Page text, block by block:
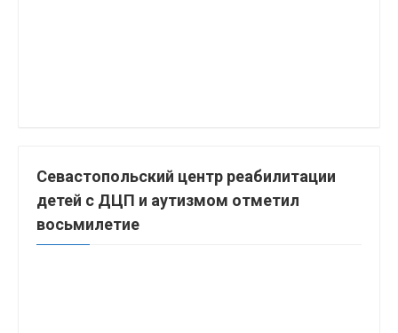
Севастопольский центр реабилитации
детей с ДЦП и аутизмом отметил
восьмилетие